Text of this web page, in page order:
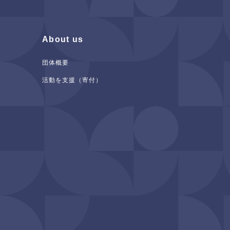
About us
団体概要
活動を支援（寄付）